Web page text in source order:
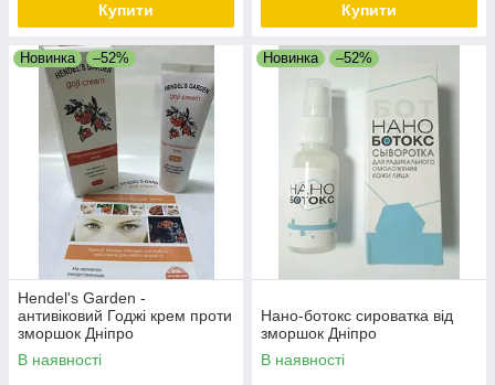
Купити Купити
Новинка –52%
Hendel's Garden -
антивіковий Годжі крем проти
зморшок Дніпро
В наявності
Новинка –52%
Нано-ботокс сироватка від
зморшок Дніпро
В наявності